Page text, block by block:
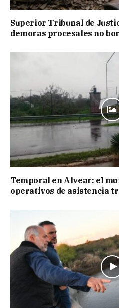
Superior Tribunal de
demoras procesales no
Temporal en Alvear: el
operativos de asistencia